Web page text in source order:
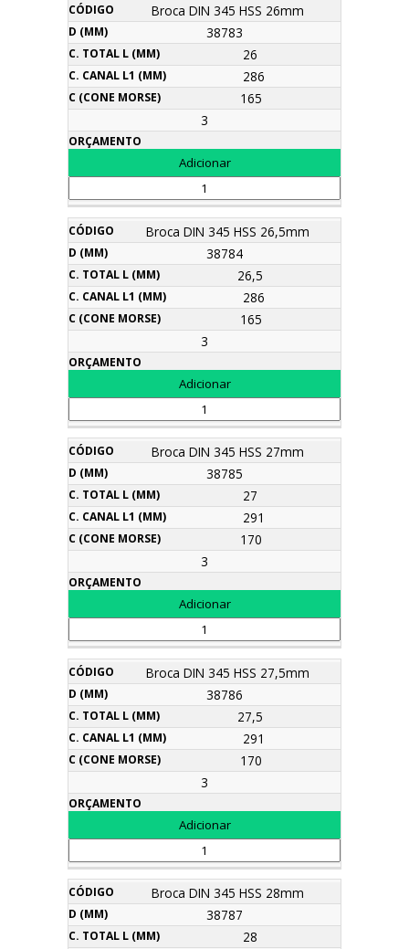
Broca DIN 345 HSS 26mm
38783
26
286
165
3
Broca DIN 345 HSS 26,5mm
38784
26,5
286
165
3
Broca DIN 345 HSS 27mm
38785
27
291
170
3
Broca DIN 345 HSS 27,5mm
38786
27,5
291
170
3
Broca DIN 345 HSS 28mm
38787
28